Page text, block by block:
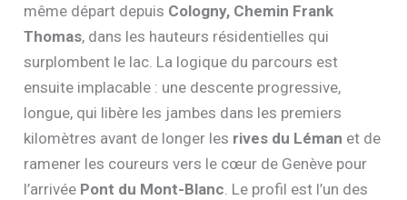
même départ depuis Cologny, Chemin Frank
Thomas, dans les hauteurs résidentielles qui
surplombent le lac. La logique du parcours est
ensuite implacable : une descente progressive,
longue, qui libère les jambes dans les premiers
kilomètres avant de longer les rives du Léman et de
ramener les coureurs vers le cœur de Genève pour
l’arrivée Pont du Mont-Blanc. Le profil est l’un des